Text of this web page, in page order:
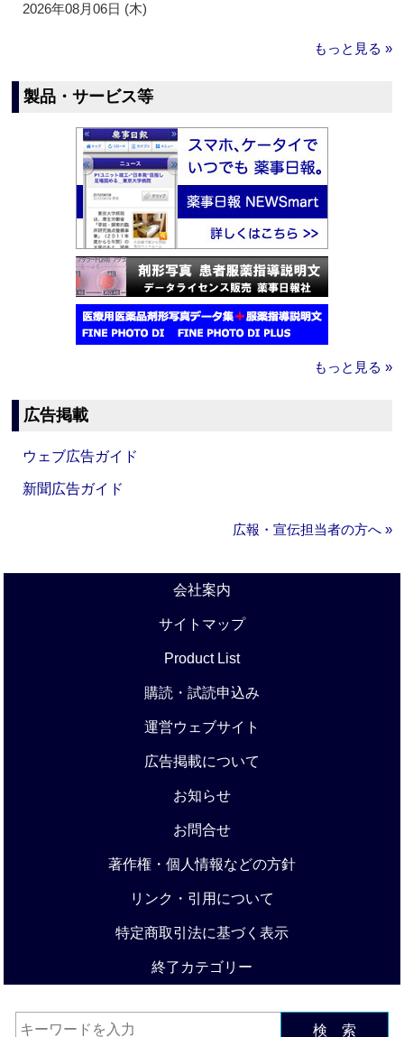
2026年08月06日 (木)
もっと見る »
製品・サービス等
もっと見る »
広告掲載
ウェブ広告ガイド
新聞広告ガイド
広報・宣伝担当者の方へ »
会社案内
サイトマップ
Product List
購読・試読申込み
運営ウェブサイト
広告掲載について
お知らせ
お問合せ
著作権・個人情報などの方針
リンク・引用について
特定商取引法に基づく表示
終了カテゴリー
検 索